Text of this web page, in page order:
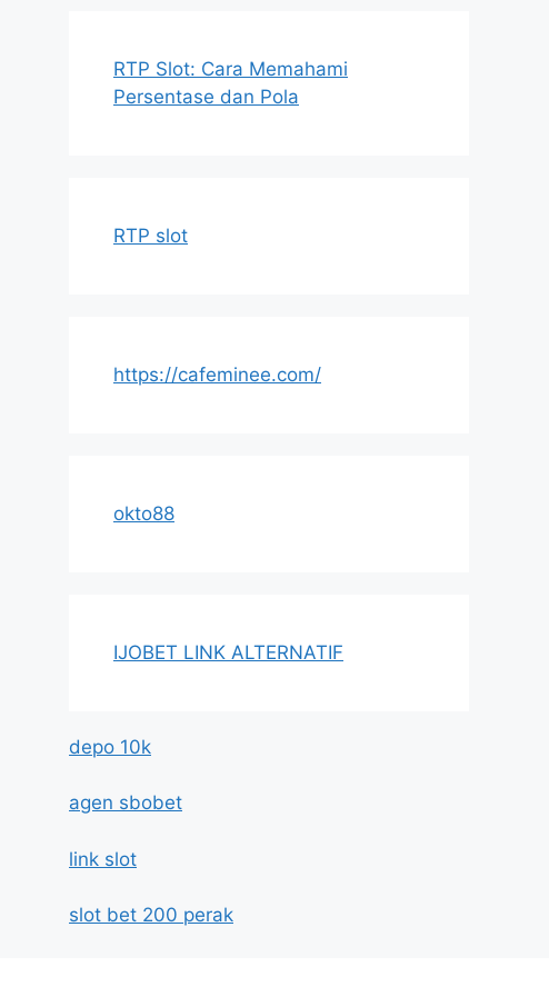
RTP Slot: Cara Memahami
Persentase dan Pola
RTP slot
https://cafeminee.com/
okto88
IJOBET LINK ALTERNATIF
depo 10k
agen sbobet
link slot
slot bet 200 perak